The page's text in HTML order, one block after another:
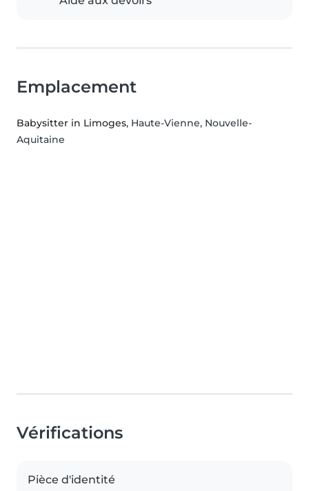
Emplacement
Babysitter in Limoges, Haute-Vienne, Nouvelle-
Aquitaine
Vérifications
Pièce d'identité